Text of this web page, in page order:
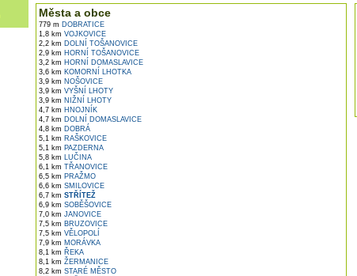
Města a obce
779 m DOBRATICE
1,8 km VOJKOVICE
2,2 km DOLNÍ TOŠANOVICE
2,9 km HORNÍ TOŠANOVICE
3,2 km HORNÍ DOMASLAVICE
3,6 km KOMORNÍ LHOTKA
3,9 km NOŠOVICE
3,9 km VYŠNÍ LHOTY
3,9 km NIŽNÍ LHOTY
4,7 km HNOJNÍK
4,7 km DOLNÍ DOMASLAVICE
4,8 km DOBRÁ
5,1 km RAŠKOVICE
5,1 km PAZDERNA
5,8 km LUČINA
6,1 km TŘANOVICE
6,5 km PRAŽMO
6,6 km SMILOVICE
6,7 km STŘÍTEŽ
6,9 km SOBĚŠOVICE
7,0 km JANOVICE
7,5 km BRUZOVICE
7,5 km VĚLOPOLÍ
7,9 km MORÁVKA
8,1 km ŘEKA
8,1 km ŽERMANICE
8,2 km STARÉ MĚSTO